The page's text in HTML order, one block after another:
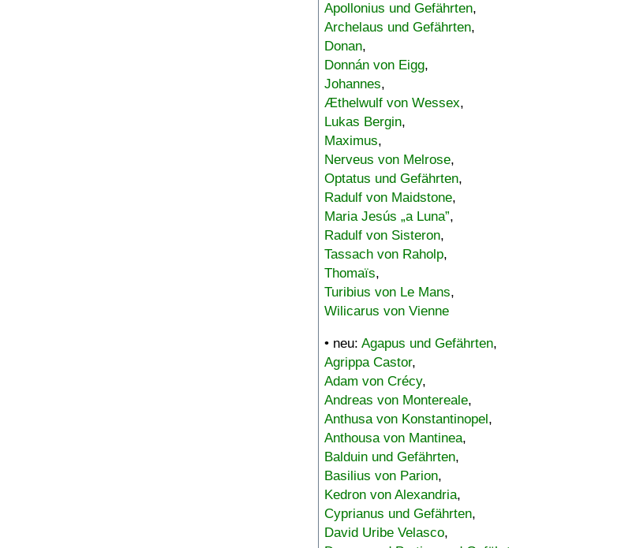
Apollonius und Gefährten,
Archelaus und Gefährten,
Donan,
Donnán von Eigg,
Johannes,
Æthelwulf von Wessex,
Lukas Bergin,
Maximus,
Nerveus von Melrose,
Optatus und Gefährten,
Radulf von Maidstone,
Maria Jesús „a Luna”,
Radulf von Sisteron,
Tassach von Raholp,
Thomaïs,
Turibius von Le Mans,
Wilicarus von Vienne
• neu: Agapus und Gefährten,
Agrippa Castor,
Adam von Crécy,
Andreas von Montereale,
Anthusa von Konstantinopel,
Anthousa von Mantinea,
Balduin und Gefährten,
Basilius von Parion,
Kedron von Alexandria,
Cyprianus und Gefährten,
David Uribe Velasco,